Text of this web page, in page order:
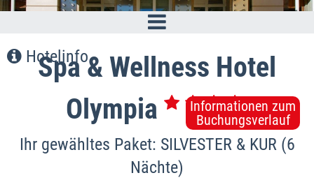
Hotelinfo
Spa & Wellness Hotel
Olympia
Informationen zum
Buchungsverlauf
Ihr gewähltes Paket: SILVESTER & KUR (6
Nächte)